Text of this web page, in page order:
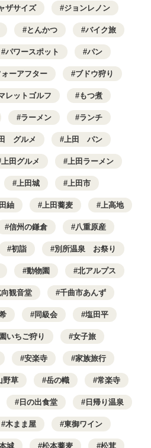
ザサイズ ジョンレノン
とんかつ バイク旅
パワースポット パン
ォーアフター ブドウ狩り
レットゴルフ もつ煮
ラーメン ランチ
グルメ 上田 パン
上田グルメ 上田ラーメン
上田城 上田市
紬 上田蕎麦 上高地
信州の鎌倉 八重原産
初詣 別所温泉 お祭り
動物園 北アルプス
観音堂 千曲市あんず
同級会 塩田平
いちご狩り 女子旅
安楽寺 家族旅行
野草 岳の幟 常楽寺
日の出食堂 日帰り温泉
木まま屋 東御ワイン
城 松本蕎麦 松茸